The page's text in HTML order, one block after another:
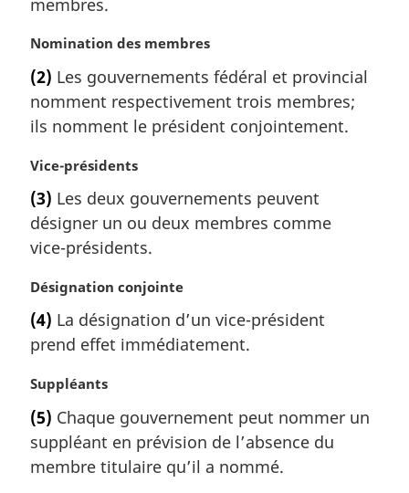
e
a
r
g
i
n
l
e
:
membres.
N
t
e
m
r
i
n
a
e
Nomination des membres
(2) Les gouvernements fédéral et provincial
nomment respectivement trois membres;
ils nomment le président conjointement.
N
t
e
m
r
i
n
l
e
:
Vice-présidents
(3) Les deux gouvernements peuvent
désigner un ou deux membres comme
vice-présidents.
N
t
e
a
r
g
i
n
Désignation conjointe
(4) La désignation d’un vice-président
prend effet immédiatement.
N
t
e
m
Suppléants
(5) Chaque gouvernement peut nommer un
suppléant en prévision de l’absence du
membre titulaire qu’il a nommé.